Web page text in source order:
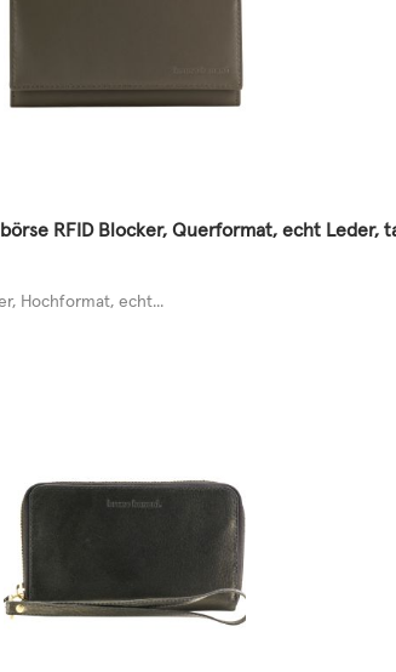
RFID Blocker, Querformat, echt Leder,
Hochformat, echt...